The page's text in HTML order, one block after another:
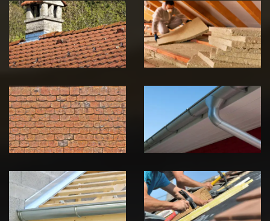
Couvreur
zingueur 39
Jura
Isolation de
toiture 39
Jura
démoussage de
toiture 39
Jura
pose de
gouttière 39
Jura
Pose de
Chéneau 39
Jura
Réparation de
toiture 39
Jura